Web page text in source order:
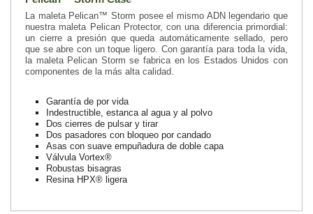
La maleta Pelican™ Storm posee el mismo ADN legendario que
nuestra maleta Pelican Protector, con una diferencia primordial:
un cierre a presión que queda automáticamente sellado, pero
que se abre con un toque ligero. Con garantía para toda la vida,
la maleta Pelican Storm se fabrica en los Estados Unidos con
componentes de la más alta calidad.
Garantía de por vida
Indestructible, estanca al agua y al polvo
Dos cierres de pulsar y tirar
Dos pasadores con bloqueo por candado
Asas con suave empuñadura de doble capa
Válvula Vortex®
Robustas bisagras
Resina HPX® ligera